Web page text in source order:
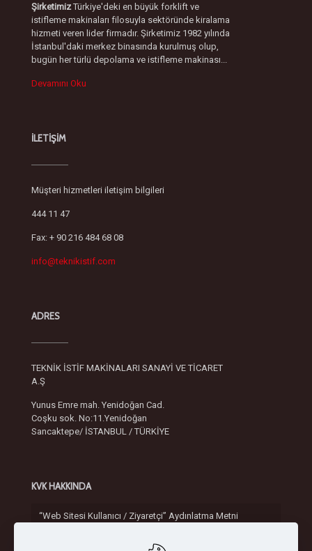
Şirketimiz Türkiye'deki en büyük forklift ve
istifleme makinaları filosuyla sektöründe kiralama
hizmeti veren lider firmadır. Şirketimiz 1982 yılında
İstanbul'daki merkez binasında kurulmuş olup,
bugün her türlü depolama ve istifleme makinası...
Devamını Oku
İLETİŞİM
Müşteri hizmetleri iletişim bilgileri
444 11 47
Fax: + 90 216 484 68 08
info@teknikistif.com
ADRES
TEKNİK İSTİF MAKİNALARI SANAYİ VE TİCARET
A.Ş
Yunus Emre mah. Yenidoğan Cad.
Coşku sok. No:11.Yenidoğan
Sancaktepe/ İSTANBUL / TÜRKİYE
KVK HAKKINDA
“Web Sitesi Kullanıcı / Ziyaretçi” Aydınlatma Metni